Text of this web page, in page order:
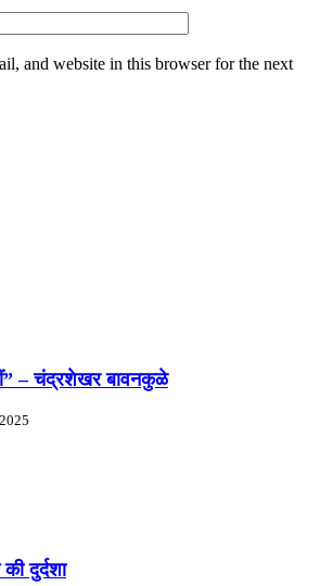
and website in this browser for the next
– चंद्रशेखर बावनकुळे
दुर्दशा